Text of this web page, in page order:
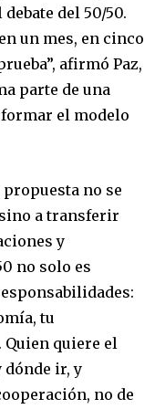
del 50/50.
un mes, en cinco
afirmó Paz,
parte de una
el modelo
no se
a transferir
y
no solo es
tu
quiere el
dónde ir, y
no de